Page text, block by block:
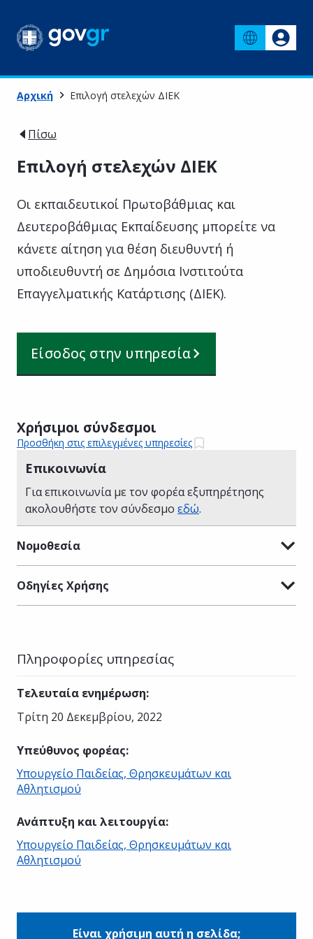
Αρχική Επιλογή στελεχών ΔΙΕΚ
Πίσω
Επιλογή στελεχών ΔΙΕΚ
Οι εκπαιδευτικοί Πρωτοβάθμιας και
Δευτεροβάθμιας Εκπαίδευσης μπορείτε να
κάνετε αίτηση για θέση διευθυντή ή
υποδιευθυντή σε Δημόσια Ινστιτούτα
Επαγγελματικής Κατάρτισης (ΔΙΕΚ).
Είσοδος στην υπηρεσία
Χρήσιμοι σύνδεσμοι
Προσθήκη στις επιλεγμένες υπηρεσίες
Επικοινωνία
Για επικοινωνία με τον φορέα εξυπηρέτησης
ακολουθήστε τον σύνδεσμο εδώ.
Νομοθεσία
Οδηγίες Χρήσης
Πληροφορίες υπηρεσίας
Τελευταία ενημέρωση:
Τρίτη 20 Δεκεμβρίου, 2022
Υπεύθυνος φορέας:
Υπουργείο Παιδείας, Θρησκευμάτων και
Αθλητισμού
Ανάπτυξη και λειτουργία:
Υπουργείο Παιδείας, Θρησκευμάτων και
Αθλητισμού
Είναι χρήσιμη αυτή η σελίδα;